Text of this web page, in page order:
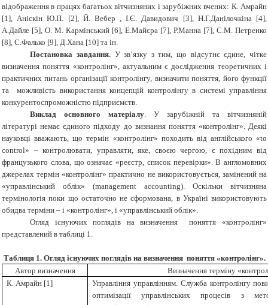
відображення в працях багатьох вітчизняних і зарубіжних вчених: К. Амрайн
[1], Аніскін Ю.П. [2], Й. Вебер , І.Є. Давидович [3], Н.Г.Данілочкіна [4],
А.Дайле [5], О. М. Кармінський [6], Е.Майєра [7], Р.Манна [7], С.М. Петренко
[8], С.Фалько [9], Д.Хана [10] та ін.
Постановка завдання.У зв’язку з тим, що відсутнє єдине, чітке
визначення поняття «контролінг», актуальним є дослідження теоретичних і
практичних питань організації контролінгу, визначити поняття, його функції
та можливість використання концепцій контролінгу в системі управління
конкурентоспроможністю підприємств.
Виклад основного матеріалу. У зарубіжній та вітчизняній
літературі немає єдиного підходу до визнання поняття «контролінг». Деякі
науковці вважають, що термін «контролінг» походить від англійського «to
control» – контролювати, управляти, яке, своєю чергою, є похідним від
французького слова, що означає «реєстр, список перевірки». В англомовних
джерелах термін «контролінг» практично не використовується, замінений на
«управлінський облік» (management accounting). Оскільки вітчизняна
термінологія поки що остаточно не сформована, в Україні використовують
обидва терміни – і «контролінг», і «управлінський облік».
Огляд існуючих поглядів на визначення поняття «контролінг»
представлений в таблиці 1.
Таблиця 1. Огляд існуючих поглядів на визначення поняття «контролінг».
Автор визначення
Визначення терміну
К. Амрайн [1]
Управління управлінням. Служба контролінгу
оптимізації управлінських процесів з